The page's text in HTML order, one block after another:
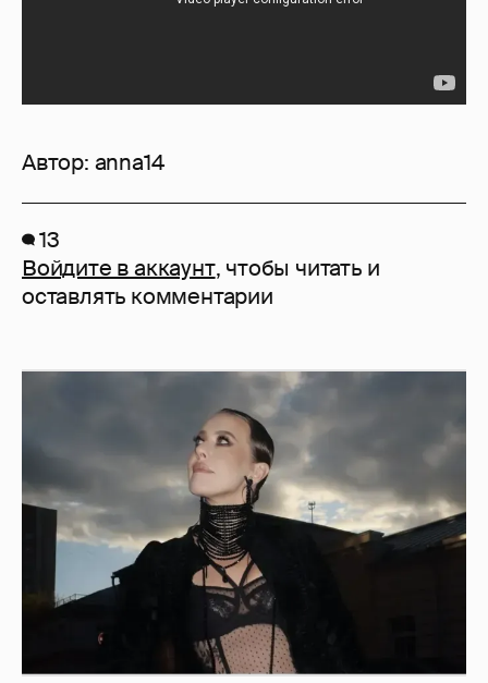
Автор: anna14
13
Войдите в аккаунт, чтобы читать и
оставлять комментарии